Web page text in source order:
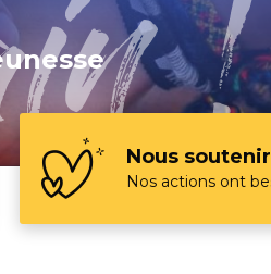
Nous soutenir
Nos actions ont